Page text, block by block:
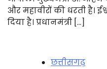
और महावीरों की धरती है।
दिया है। प्रधानमंत्री […]
छत्तीसगढ़